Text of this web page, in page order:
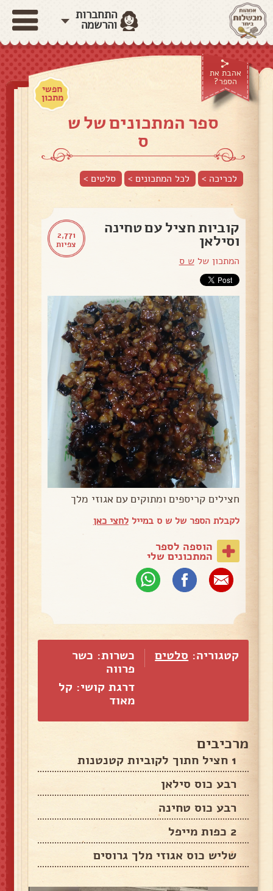
התחברות
והרשמה
אהבת את
הספר?
חפשי
מתכון
ספר המתכונים של ש
ס
לכריכה > לכל המתכונים > סלטים>
2,771
צפיות
קוביות חציל עם טחינה
וסילאן
המתכון שלש ס
חצילים קריספים ומתוקים עם אגוזי מלך
לקבלת הספר של ש ס במייללחצי כאן
הוספה לספר
המתכונים שלי
קטגוריה: סלטים
כשרות: כשר
פרווה
דרגת קושי: קל
מאוד
מרכיבים
1 חציל חתוך לקוביות קטנטנות
רבע כוס סילאן
רבע כוס טחינה
2 כפות מייפל
שליש כוס אגוזי מלך גרוסים